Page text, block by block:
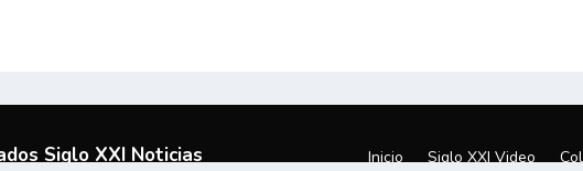
Siglo XXI Noticias Inicio Siglo XXI Video